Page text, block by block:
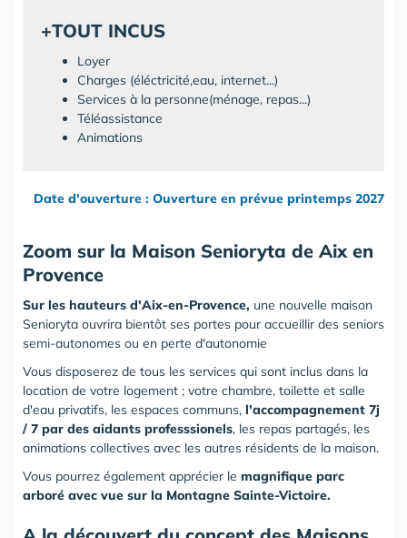
+TOUT INCUS
Loyer
Charges (éléctricité,eau, internet...)
Services à la personne(ménage, repas...)
Téléassistance
Animations
Date d'ouverture : Ouverture en prévue printemps 2027
Zoom sur la Maison Senioryta de Aix en
Provence
Sur les hauteurs d'Aix-en-Provence, une nouvelle maison
Senioryta ouvrira bientôt ses portes pour accueillir des seniors
semi-autonomes ou en perte d'autonomie
Vous disposerez de tous les services qui sont inclus dans la
location de votre logement ; votre chambre, toilette et salle
d'eau privatifs, les espaces communs, l'accompagnement 7j
/ 7 par des aidants professsionels, les repas partagés, les
animations collectives avec les autres résidents de la maison.
Vous pourrez également apprécier le magnifique parc
arboré avec vue sur la Montagne Sainte-Victoire.